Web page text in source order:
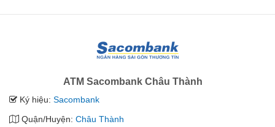
ATM Sacombank Châu Thành
Ký hiệu: Sacombank
Quận/Huyện: Châu Thành